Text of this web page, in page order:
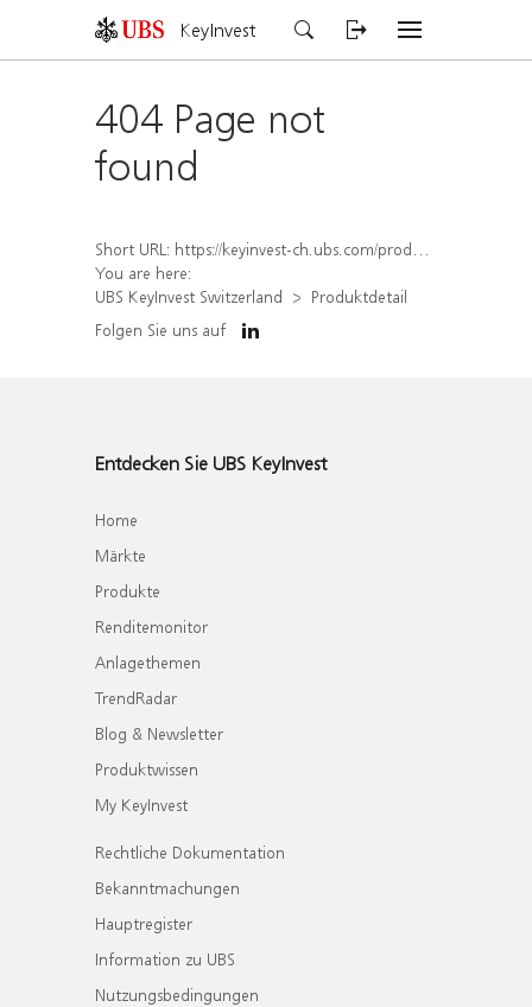
KeyInvest
404 Page not
found
Short URL: https://keyinvest-ch.ubs.com/produkt/detail/index/isin/CH1574363920
You are here:
UBS KeyInvest Switzerland
Produktdetail
Folgen Sie uns auf
Entdecken Sie UBS KeyInvest
Home
Märkte
Produkte
Renditemonitor
Anlagethemen
TrendRadar
Blog & Newsletter
Produktwissen
My KeyInvest
Rechtliche Dokumentation
Bekanntmachungen
Hauptregister
Information zu UBS
Nutzungsbedingungen